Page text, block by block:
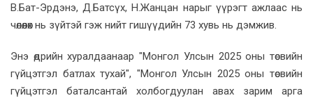
В.Бат-Эрдэнэ, Д.Батсүх, Н.Жанцан нарыг үүрэгт ажлаас нь
чөлөөлөх нь зүйтэй гэж нийт гишүүдийн 73 хувь нь дэмжив.
Энэ өдрийн хуралдаанаар "Монгол Улсын 2025 оны төсвийн
гүйцэтгэл батлах тухай", "Монгол Улсын 2025 оны төсвийн
гүйцэтгэл баталсантай холбогдуулан авах зарим арга